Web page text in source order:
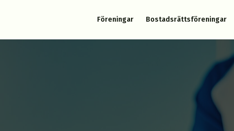
Föreningar Bostadsrättsföreningar